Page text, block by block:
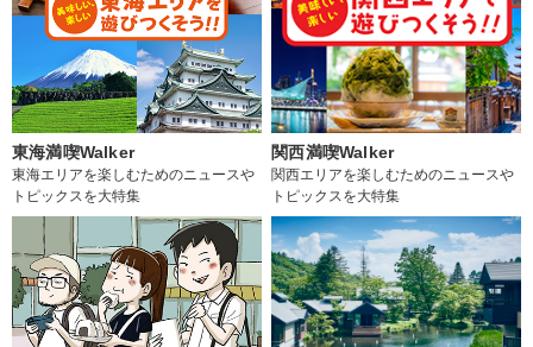
東海満喫Walker
東海エリアを楽しむためのニュースや
トピックスを大特集
関西満喫Walker
関西エリアを楽しむためのニュースや
トピックスを大特集